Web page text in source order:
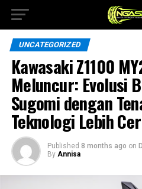
UNCATEGORIZED
Kawasaki Z1100
Meluncur: Evolusi
Sugomi dengan
Teknologi Lebih
Published 8 months ago on
By Annisa